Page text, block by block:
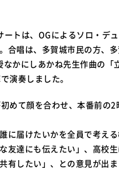
トは、OGによるソロ・デ
合唱は、多賀城市民の方、
かにしあかね先生作曲の「
演奏しました。
めて顔を合わせ、本番前の2
に届けたいかを全員で考え
友達にも伝えたい」、高校
有したい」、との意見が出